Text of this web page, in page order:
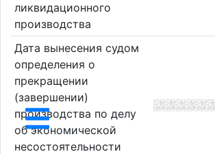
ликвидационного
производства
Дата вынесения судом
определения о
прекращении
(завершении)
производства по делу
об экономической
несостоятельности